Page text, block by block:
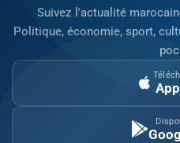
Suivez l'actualité
Politique, économie, sport,